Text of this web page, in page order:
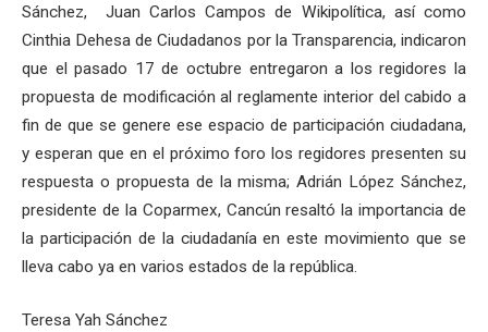
Sánchez, Juan Carlos Campos de Wikipolítica, así como
Cinthia Dehesa de Ciudadanos por la Transparencia, indicaron
que el pasado 17 de octubre entregaron a los regidores la
propuesta de modificación al reglamente interior del cabido a
fin de que se genere ese espacio de participación ciudadana,
y esperan que en el próximo foro los regidores presenten su
respuesta o propuesta de la misma; Adrián López Sánchez,
presidente de la Coparmex, Cancún resaltó la importancia de
la participación de la ciudadanía en este movimiento que se
lleva cabo ya en varios estados de la república.
Teresa Yah Sánchez